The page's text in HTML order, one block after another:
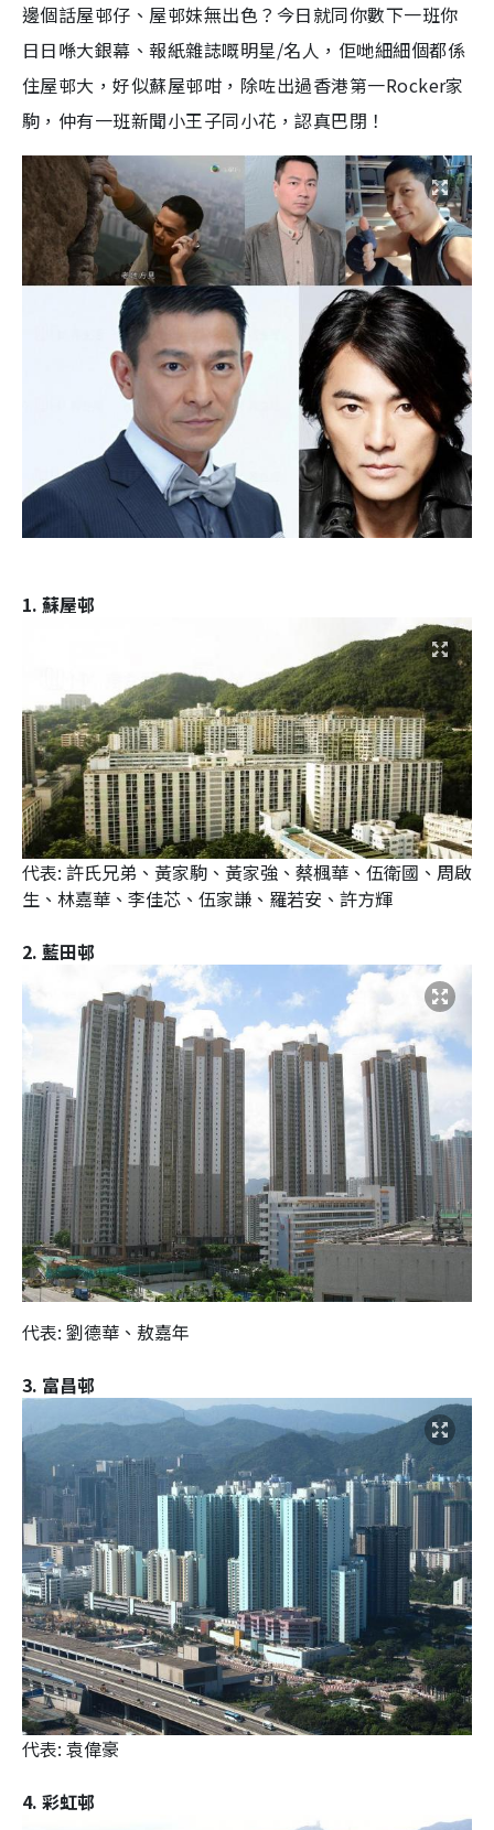
邊個話屋邨仔、屋邨妹無出色？今日就同你數下一班你
日日喺大銀幕、報紙雜誌嘅明星/名人，佢哋細細個都係
住屋邨大，好似蘇屋邨咁，除咗出過香港第一Rocker家
駒，仲有一班新聞小王子同小花，認真巴閉！
1. 蘇屋邨
代表: 許氏兄弟、黃家駒、黃家強、蔡楓華、伍衛國、周啟
生、林嘉華、李佳芯、伍家謙、羅若安、許方輝
2. 藍田邨
代表: 劉德華、敖嘉年
3. 富昌邨
代表: 袁偉豪
4. 彩虹邨